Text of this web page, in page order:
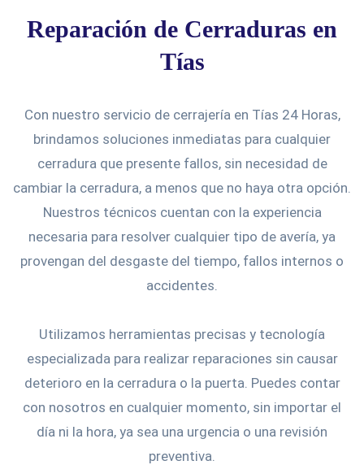
Reparación de Cerraduras en
Tías
Con nuestro servicio de cerrajería en Tías 24 Horas,
brindamos soluciones inmediatas para cualquier
cerradura que presente fallos, sin necesidad de
cambiar la cerradura, a menos que no haya otra opción.
Nuestros técnicos cuentan con la experiencia
necesaria para resolver cualquier tipo de avería, ya
provengan del desgaste del tiempo, fallos internos o
accidentes.
Utilizamos herramientas precisas y tecnología
especializada para realizar reparaciones sin causar
deterioro en la cerradura o la puerta. Puedes contar
con nosotros en cualquier momento, sin importar el
día ni la hora, ya sea una urgencia o una revisión
preventiva.